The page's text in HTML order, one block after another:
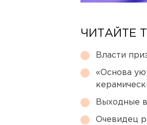
ЧИТАЙТЕ
Власти
«Основа
Выходные
Очевидец